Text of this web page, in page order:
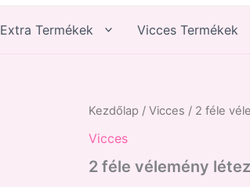
Extra Termékek Vicces Termékek
Kezdőlap / Vicces / 2 féle
Vicces
2 féle vélemény
2
vélemény
mennyiség